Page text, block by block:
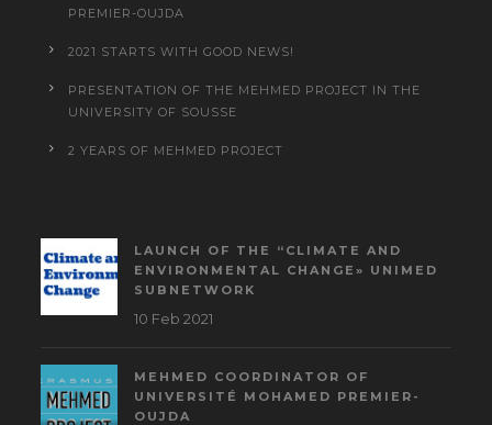
PREMIER-OUJDA
2021 STARTS WITH GOOD NEWS!
PRESENTATION OF THE MEHMED PROJECT IN THE
UNIVERSITY OF SOUSSE
2 YEARS OF MEHMED PROJECT
LAUNCH OF THE “CLIMATE AND
ENVIRONMENTAL CHANGE» UNIMED
SUBNETWORK
10 Feb 2021
MEHMED COORDINATOR OF
UNIVERSITÉ MOHAMED PREMIER-
OUJDA